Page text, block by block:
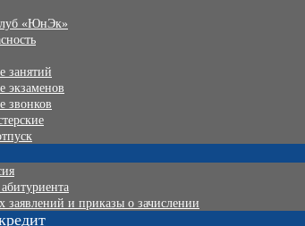
«ЮнЭк»
занятий
экзаменов
звонков
и приказы о зачислении